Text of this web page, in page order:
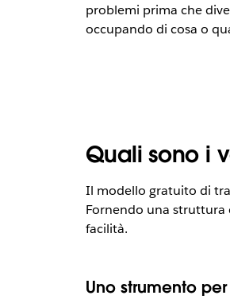
problemi prima che
occupando di cosa o
Quali sono i
Il modello gratuito di
Fornendo una
facilità.
Uno strumento